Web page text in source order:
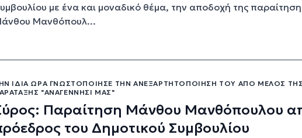
με ένα και μοναδικό θέμα, την αποδοχή της
Μανθόπουλ...
ΊΔΙΑ ΏΡΑ ΓΝΩΣΤΟΠΟΊΗΣΕ ΤΗΝ ΑΝΕΞΑΡΤΗΤΟΠΟΊΗΣΉ ΤΟΥ ΑΠΌ ΜΈΛΟΣ ΤΗΣ
"ΑΝΑΓΈΝΝΗΣΊ ΜΑΣ"
Παραίτηση Μάνθου Μανθόπουλου
του Δημοτικού Συμβουλίου